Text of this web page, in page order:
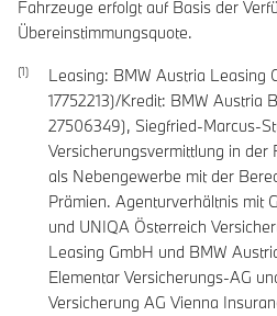
Fahrzeuge erfolgt auf Basis der
Übereinstimmungsquote.
Leasing: BMW Austria Leasing
17752213)/Kredit: BMW Austria
27506349), Siegfried-Marcus-
Versicherungsvermittlung in der
als Nebengewerbe mit der
Prämien. Agenturverhältnis mit
und UNIQA Österreich
Leasing GmbH und BMW
Elementar Versicherungs-AG
Versicherung AG Vienna